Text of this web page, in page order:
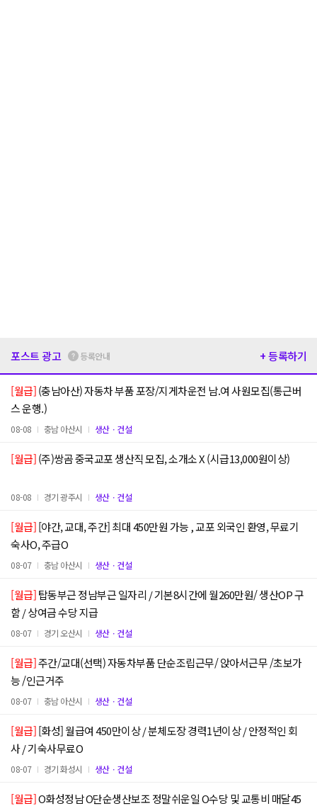
포스트 광고 등록안내 + 등록하기
[월급]
스 운행.)
08-08 충남 아산시 생산ㆍ건설
[월급](주)쌍곰 중국교포 생산직 모집, 소개소 X (시급13,000원이상)
08-08 경기 광주시 생산ㆍ건설
[월급]
숙사O, 주급O
08-07 충남 아산시 생산ㆍ건설
[월급]
함 / 상여금 수당 지급
08-07 경기 오산시 생산ㆍ건설
[월급]
능 /인근거주
08-07 충남 아산시 생산ㆍ건설
[월급]
사 / 기숙사무료O
08-07 경기 화성시 생산ㆍ건설
[월급]